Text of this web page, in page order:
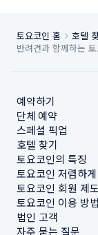
토요코인 홈 호텔
반려견과 함께하는
예약하기
단체 예약
스페셜 픽업
호텔 찾기
토요코인의 특징
토요코인 저렴하
토요코인 회원 제도
토요코인 이용 방법
법인 고객
자주 묻는 질문